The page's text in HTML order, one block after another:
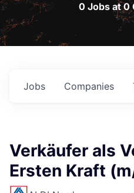
0 Jobs at 0
Jobs Companies
Verkäufer als
Ersten Kraft